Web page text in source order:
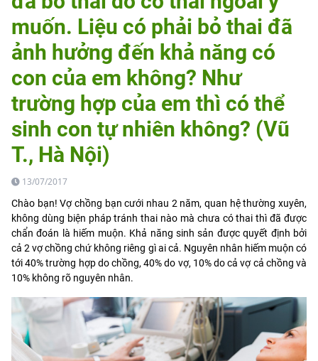
muốn. Liệu có phải bỏ thai đã
ảnh hưởng đến khả năng có
con của em không? Như
trường hợp của em thì có thể
sinh con tự nhiên không? (Vũ
T., Hà Nội)
13/07/2017
Chào bạn! Vợ chồng bạn cưới nhau 2 năm, quan hệ thường xuyên,
không dùng biện pháp tránh thai nào mà chưa có thai thì đã được
chẩn đoán là hiếm muộn. Khả năng sinh sản được quyết định bởi
cả 2 vợ chồng chứ không riêng gì ai cả. Nguyên nhân hiếm muộn có
tới 40% trường hợp do chồng, 40% do vợ, 10% do cả vợ cả chồng và
10% không rõ nguyên nhân.